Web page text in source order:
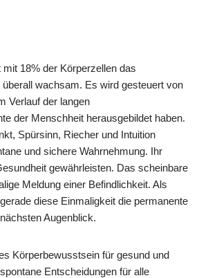
18% der Körperzellen das
wachsam. Es wird gesteuert von
Verlauf der langen
der Menschheit herausgebildet haben.
Spürsinn, Riecher und Intuition
und sichere Wahrnehmung. Ihr
gewährleisten. Das scheinbare
Meldung einer Befindlichkeit. Als
diese Einmaligkeit die permanente
Augenblick.
Körperbewusstsein für gesund und
Entscheidungen für alle